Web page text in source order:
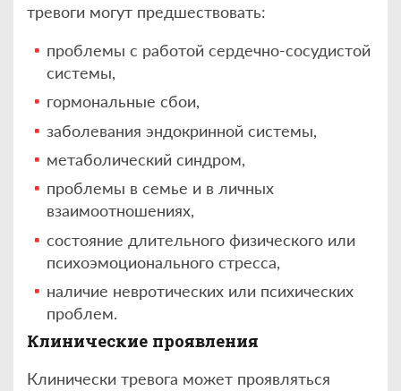
тревоги могут предшествовать:
проблемы с работой сердечно-сосудистой
системы,
гормональные сбои,
заболевания эндокринной системы,
метаболический синдром,
проблемы в семье и в личных
взаимоотношениях,
состояние длительного физического или
психоэмоционального стресса,
наличие невротических или психических
проблем.
Клинические проявления
Клинически тревога может проявляться